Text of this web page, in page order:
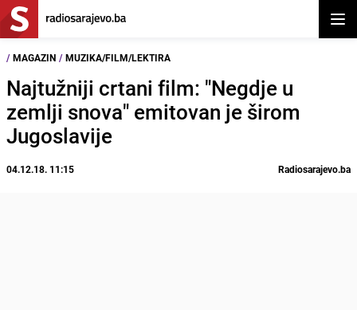
/ MAGAZIN / MUZIKA/FILM/LEKTIRA
Najtužniji crtani film: "Negdje u
zemlji snova" emitovan je širom
Jugoslavije
04.12.18. 11:15 Radiosarajevo.ba